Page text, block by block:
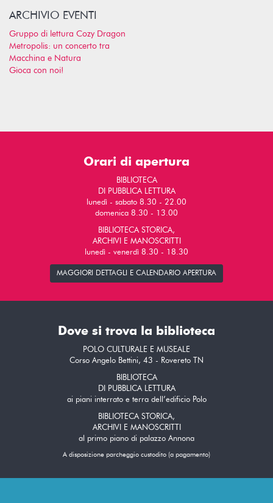
ARCHIVIO EVENTI
Gruppo di lettura Cozy Dragon
Metropolis: un concerto tra
Macchina e Natura
Gioca con noi!
Orari di apertura
BIBLIOTECA
DI PUBBLICA LETTURA
lunedì - sabato 8.30 - 22.00
domenica 8.30 - 13.00
BIBLIOTECA STORICA,
ARCHIVI E MANOSCRITTI
lunedì - venerdì 8.30 - 18.30
MAGGIORI DETTAGLI E CALENDARIO APERTURA
Dove si trova la biblioteca
POLO CULTURALE E MUSEALE
Corso Angelo Bettini, 43 - Rovereto TN
BIBLIOTECA
DI PUBBLICA LETTURA
ai piani interrato e terra dell’edificio Polo
BIBLIOTECA STORICA,
ARCHIVI E MANOSCRITTI
al primo piano di palazzo Annona
A disposizione parcheggio custodito (a pagamento)